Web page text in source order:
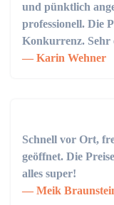
und pünktlich
professionell. Die
Konkurrenz. Sehr
Karin Wehner
Schnell vor Ort,
geöffnet. Die
alles super!
Meik